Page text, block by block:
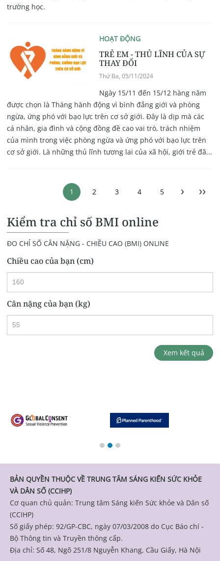
trường học.
HOẠT ĐỘNG
TRẺ EM - THỦ LĨNH CỦA SỰ
THAY ĐỔI
Thứ Ba, 05/11/2024
Ngày 15/11 đến 15/12 hàng năm
được chọn là Tháng hành động vì bình đẳng giới và phòng
ngừa, ứng phó với bạo lực trên cơ sở giới. Đây là dịp mà các
cá nhân, gia đình và cộng đồng đề cao vai trò, trách nhiệm
của mình trong việc phòng ngừa và ứng phó với bạo lực trên
cơ sở giới. Là những thủ lĩnh tương lai của xã hội, giới trẻ đã...
1 2 3 4 5 ›
››
Kiểm tra chỉ số BMI online
ĐO CHỈ SỐ CÂN NẶNG - CHIỀU CAO (BMI) ONLINE
Chiều cao của bạn (cm)
Cân nặng của bạn (kg)
Xem kết quả
BẢN QUYỀN THUỘC VỀ TRUNG TÂM SÁNG KIẾN SỨC KHỎE
VÀ DÂN SỐ (CCIHP)
Cơ quan chủ quản: Trung tâm Sáng kiến Sức khỏe và Dân số
(CCIHP)
Số giấy phép: 92/GP-CBC, ngày 07/03/2008 do Cục Báo chí -
Bộ Thông tin và Truyền thông cấp.
Địa chỉ: Số 48, Ngõ 251/8 Nguyễn Khang, Cầu Giấy, Hà Nội